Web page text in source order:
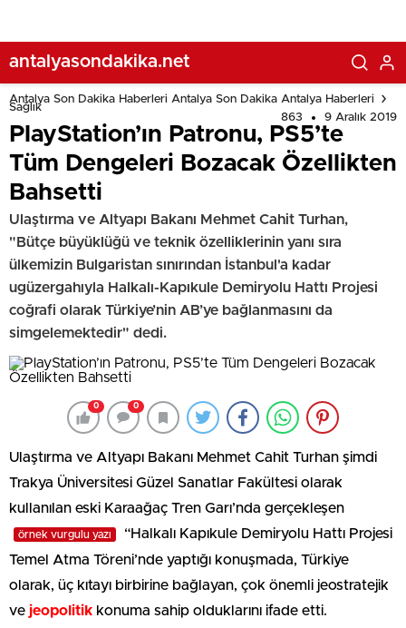
antalyasondakika.net
Antalya Son Dakika Haberleri Antalya Son Dakika Antalya Haberleri
Sağlık
863
9 Aralık 2019
PlayStation’ın Patronu, PS5’te
Tüm Dengeleri Bozacak Özellikten
Bahsetti
Ulaştırma ve Altyapı Bakanı Mehmet Cahit Turhan,
"Bütçe büyüklüğü ve teknik özelliklerinin yanı sıra
ülkemizin Bulgaristan sınırından İstanbul'a kadar
ugüzergahıyla Halkalı-Kapıkule Demiryolu Hattı Projesi
coğrafi olarak Türkiye’nin AB’ye bağlanmasını da
simgelemektedir" dedi.
0 0
Ulaştırma ve Altyapı Bakanı Mehmet Cahit Turhan şimdi
Trakya Üniversitesi Güzel Sanatlar Fakültesi olarak
kullanılan eski Karaağaç Tren Garı’nda gerçekleşen
örnek vurgulu yazı
“Halkalı Kapıkule Demiryolu Hattı Projesi
Temel Atma Töreni’nde yaptığı konuşmada, Türkiye
olarak, üç kıtayı birbirine bağlayan, çok önemli jeostratejik
ve jeopolitik konuma sahip olduklarını ifade etti.